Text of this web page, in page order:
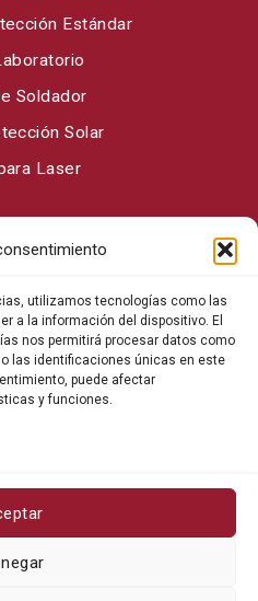
utilizamos tecnologías como las
a la información del dispositivo. El
nos permitirá procesar datos como
las identificaciones únicas en este
puede afectar
y funciones.
Estándar
Soldador
Solar
Laser
Safety
de privacidad
cookies